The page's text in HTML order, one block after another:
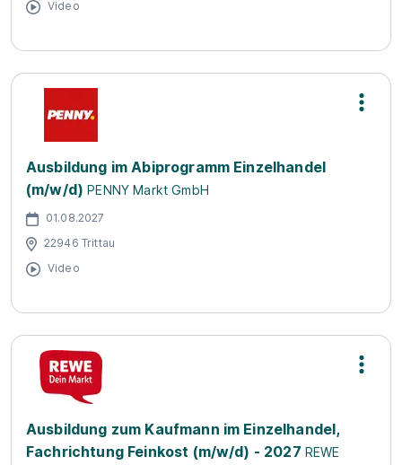
Video
Ausbildung im Abiprogramm Einzelhandel
(m/w/d) PENNY Markt GmbH
01.08.2027
22946 Trittau
Video
Ausbildung zum Kaufmann im Einzelhandel,
Fachrichtung Feinkost (m/w/d) - 2027 REWE